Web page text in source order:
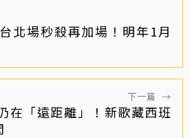
北場秒殺再加場！明年1月
下一篇 →
在「遠距離」！新歌藏西班